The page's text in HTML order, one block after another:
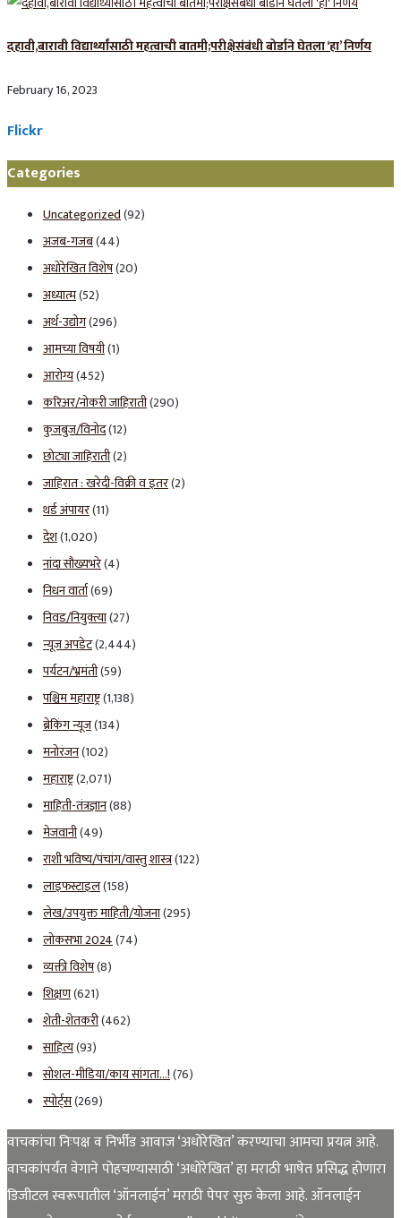
दहावी,बारावी विद्यार्थ्यांसाठी महत्वाची बातमी;परीक्षेसंबंधी बोर्डाने घेतला ‘हा’ निर्णय
February 16, 2023
Flickr
Categories
Uncategorized(92)
अजब-गजब(44)
अधोरेखित विशेष(20)
अध्यात्म(52)
अर्थ-उद्योग(296)
आमच्या विषयी(1)
आरोग्य(452)
करिअर/नोकरी जाहिराती(290)
कुजबुज/विनोद(12)
छोट्या जाहिराती(2)
जाहिरात : खरेदी-विक्री व इतर(2)
थर्ड अंपायर(11)
देश(1,020)
नांदा सौख्यभरे(4)
निधन वार्ता(69)
निवड/नियुक्त्या(27)
न्यूज अपडेट(2,444)
पर्यटन/भ्रमंती(59)
पश्चिम महाराष्ट्र(1,138)
ब्रेकिंग न्यूज(134)
मनोरंजन(102)
महाराष्ट्र(2,071)
माहिती-तंत्रज्ञान(88)
मेजवानी(49)
राशी भविष्य/पंचांग/वास्तु शास्त्र(122)
लाइफस्टाइल(158)
लेख/उपयुक्त माहिती/योजना(295)
लोकसभा 2024(74)
व्यक्ती विशेष(8)
शिक्षण(621)
शेती-शेतकरी(462)
साहित्य(93)
सोशल-मीडिया/काय सांगता…!(76)
स्पोर्ट्स(269)
वाचकांचा निःपक्ष व निर्भीड आवाज ‘अधोरेखित’ करण्याचा आमचा प्रयत्न आहे.
वाचकांपर्यंत वेगाने पोहचण्यासाठी ‘अधोरेखित’ हा मराठी भाषेत प्रसिद्ध होणारा
डिजीटल स्वरूपातील ‘ऑनलाईन’ मराठी पेपर सुरु केला आहे. ऑनलाईन